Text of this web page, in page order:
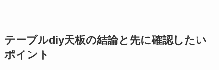
テーブルdiy天板の結論と先に確認したい
ポイント